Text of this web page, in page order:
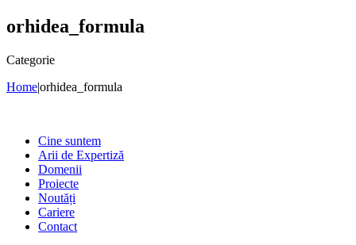
orhidea_formula
Categorie
Home|orhidea_formula
Cine suntem
Arii de Expertiză
Domenii
Proiecte
Noutăți
Cariere
Contact